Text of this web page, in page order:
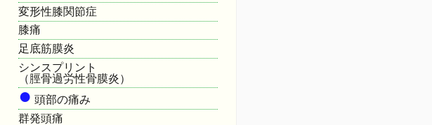
変形性膝関節症
膝痛
足底筋膜炎
シンスプリント
（脛骨過労性骨膜炎）
● 頭部の痛み
群発頭痛